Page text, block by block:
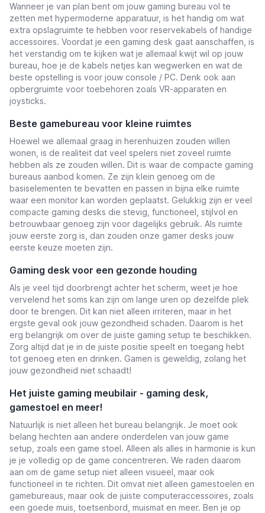
Wanneer je van plan bent om jouw gaming bureau vol te
zetten met hypermoderne apparatuur, is het handig om wat
extra opslagruimte te hebben voor reservekabels of handige
accessoires. Voordat je een gaming desk gaat aanschaffen, is
het verstandig om te kijken wat je allemaal kwijt wil op jouw
bureau, hoe je de kabels netjes kan wegwerken en wat de
beste opstelling is voor jouw console / PC. Denk ook aan
opbergruimte voor toebehoren zoals VR-apparaten en
joysticks.
Beste gamebureau voor kleine ruimtes
Hoewel we allemaal graag in herenhuizen zouden willen
wonen, is de realiteit dat veel spelers niet zoveel ruimte
hebben als ze zouden willen. Dit is waar de compacte gaming
bureaus aanbod komen. Ze zijn klein genoeg om de
basiselementen te bevatten en passen in bijna elke ruimte
waar een monitor kan worden geplaatst. Gelukkig zijn er veel
compacte gaming desks die stevig, functioneel, stijlvol en
betrouwbaar genoeg zijn voor dagelijks gebruik. Als ruimte
jouw eerste zorg is, dan zouden onze gamer desks jouw
eerste keuze moeten zijn.
Gaming desk voor een gezonde houding
Als je veel tijd doorbrengt achter het scherm, weet je hoe
vervelend het soms kan zijn om lange uren op dezelfde plek
door te brengen. Dit kan niet alleen irriteren, maar in het
ergste geval ook jouw gezondheid schaden. Daarom is het
erg belangrijk om over de juiste gaming setup te beschikken.
Zorg altijd dat je in de juiste positie speelt en toegang hebt
tot genoeg eten en drinken. Gamen is geweldig, zolang het
jouw gezondheid niet schaadt!
Het juiste gaming meubilair - gaming desk,
gamestoel en meer!
Natuurlijk is niet alleen het bureau belangrijk. Je moet ook
belang hechten aan andere onderdelen van jouw game
setup, zoals een game stoel. Alleen als alles in harmonie is kun
je je volledig op de game concentreren. We raden daarom
aan om de game setup niet alleen visueel, maar ook
functioneel in te richten. Dit omvat niet alleen gamestoelen en
gamebureaus, maar ook de juiste computeraccessoires, zoals
een goede muis, toetsenbord, muismat en meer. Ben je op